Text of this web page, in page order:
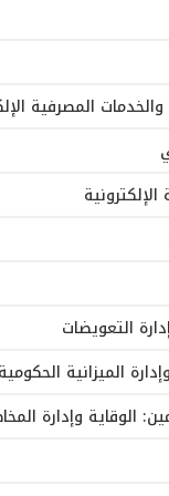
المصرفية
التعويضات
الميزانية الحكومية
الوقاية وإدارة